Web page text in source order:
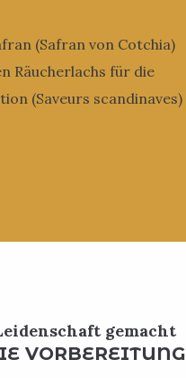
(Safran von Cotchia)
Räucherlachs für die
(Saveurs scandinaves)
gemacht
VORBEREITUNG